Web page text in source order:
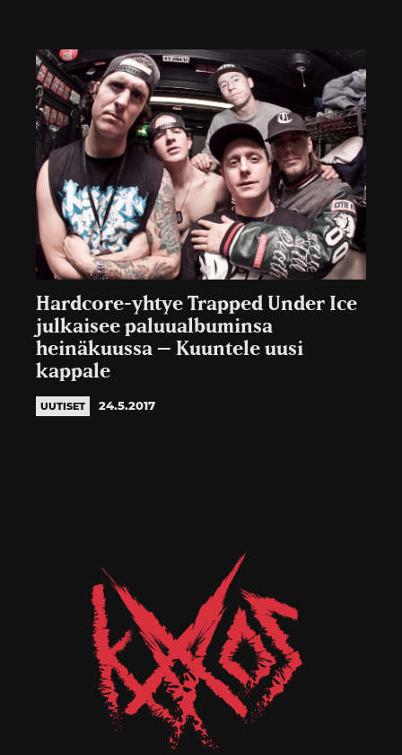
Hardcore-yhtye Trapped Under Ice
julkaisee paluualbuminsa
heinäkuussa – Kuuntele uusi
kappale
UUTISET 24.5.2017